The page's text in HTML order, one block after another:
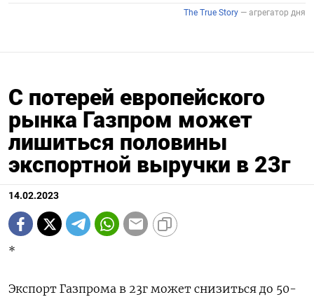
С потерей европейского
рынка Газпром может
лишиться половины
экспортной выручки в 23г
14.02.2023
*
Экспорт Газпрома в 23г может снизиться до 50-